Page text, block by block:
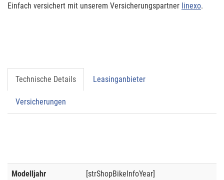
Einfach versichert mit unserem Versicherungspartner linexo.
Technische Details Leasinganbieter
Versicherungen
Modelljahr [strShopBikeInfoYear]